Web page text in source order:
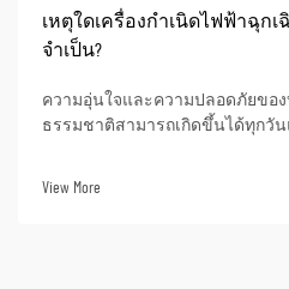
เหตุใดเครื่องกำเนิดไฟฟ้าฉุก
จำเป็น?
ความอุ่นใจและความปลอดภัยขอ
ธรรมชาติสามารถเกิดขึ้นได้ทุกวัน
View More